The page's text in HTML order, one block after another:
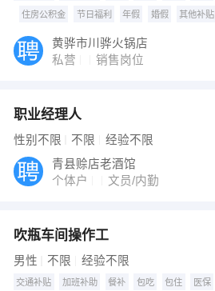
住房公积金 节日福利 年假 婚假 其他补贴
黄骅市川骅火锅店
私营
销售岗位
职业经理人
性别不限 不限 经验不限
青县赊店老酒馆
个体户
文员/内勤
吹瓶车间操作工
男性 不限 经验不限
交通补贴 加班补助 餐补 包吃 包住 医保